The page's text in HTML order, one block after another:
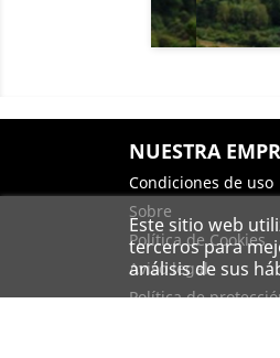
Este sitio web
terceros para
análisis de sus
NUESTRA
Condiciones de uso
Sobre
Política de Cookies
Aviso legal
Política de